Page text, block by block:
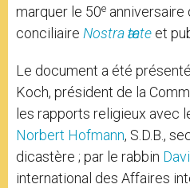
marquer le 50e anniversaire
conciliaire Nostra ӕtate et
Le document a été
Koch, président de la
les rapports religieux avec
Norbert Hofmann, S.D.B.,
dicastère ; par le rabbin
international des Affaires